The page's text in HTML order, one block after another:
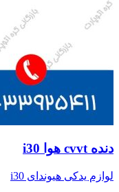
دنده cvvt هوا i30
لوازم یدکی هیوندای i30